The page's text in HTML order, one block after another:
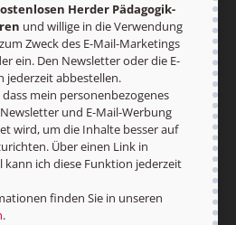
finden Sie in
.
Jetzt anmelden
Herder Pädagogik-
und willige in die Verwendung
Zweck des E-Mail-Marketings
ein. Den Newsletter oder die E-
jederzeit abbestellen.
mein personenbezogenes
und E-Mail-Werbung
wird, um die Inhalte besser auf
Über einen Link in
kann ich diese Funktion jederzeit
finden Sie in unseren
.